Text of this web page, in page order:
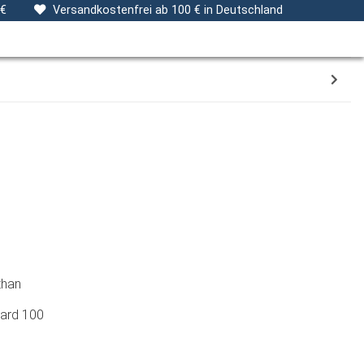
Versandkostenfrei ab 100 € in Deutschland
Stoffe Gutscheine Verpackungsservice
100